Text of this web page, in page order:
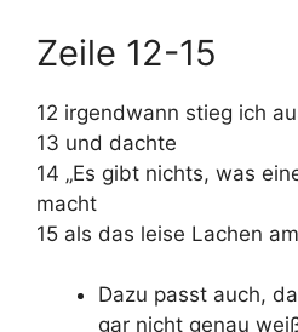
Zeile 12-15
12 irgendwann stieg ich
13 und dachte
14 „Es gibt nichts, was
macht
15 als das leise Lachen
Dazu passt auch,
gar nicht genau